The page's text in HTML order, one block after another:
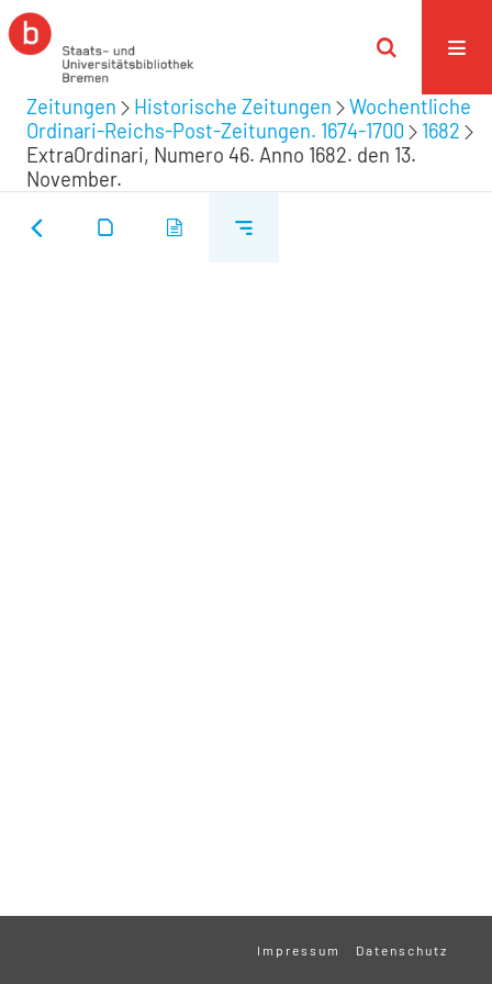
Zeitungen Historische Zeitungen
Wochentliche
Ordinari-Reichs-Post-Zeitungen. 1674-1700
1682
ExtraOrdinari, Numero 46. Anno 1682. den 13.
November.
Impressum Datenschutz